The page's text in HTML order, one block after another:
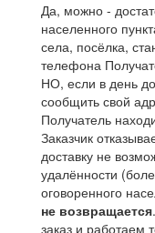
Да, можно -
населенного
села, посёлка,
телефона
НО, если в день
сообщить свой
Получатель
Заказчик
доставку не
удалённости
оговоренного
не возвращается
заказ и работаем